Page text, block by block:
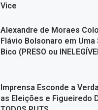
Vice
Alexandre de Moraes
Flávio Bolsonaro em Uma
Bico (PRESO ou
Imprensa Esconde a
as Eleições e Figueiredo